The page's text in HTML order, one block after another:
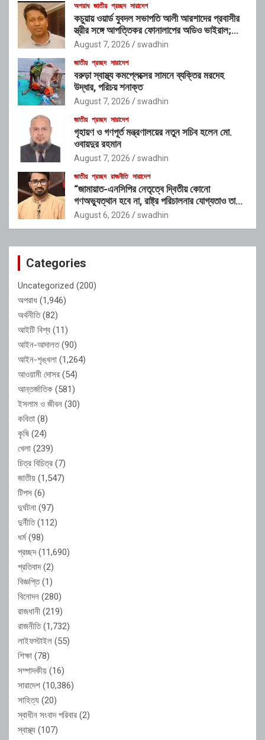
অপরাধ জাতীয় প্রচ্ছদ সারাদেশ
কচুয়ায় ওয়ার্ড যুবদল সভাপতি আলী আরশাদের প্রবাসীর
স্ত্রীর সঙ্গে আপত্তিকর ফোনালাপের অডিও ভাইরাল;
শাস্তির দাবি এলাকাবাসীর
August 7, 2026 swadhin
জাতীয় প্রচ্ছদ সারাদেশ
বরুড়া স্বাস্থ্য কমপ্লেক্সের সামনে ব্যক্তির মরদেহ
উদ্ধার, পরিচয় শনাক্ত
August 7, 2026 swadhin
জাতীয় প্রচ্ছদ সারাদেশ
গৃহায়ণ ও গণপূর্ত মন্ত্রণালয়ের নতুন সচিব হলেন মো.
ওবায়দুর রহমান
August 7, 2026 swadhin
জাতীয় প্রচ্ছদ রাজনীতি সারাদেশ
“জামায়াত-এনসিপির নেতৃত্বে দ্বিতীয় কোনো
গণঅভ্যুত্থান হবে না, রাষ্ট্র পরিচালনার যোগ্যতাও তাদের
নেই”: রাশেদ খাঁনের
August 6, 2026 swadhin
Categories
Uncategorized (200)
অপরাধ (1,946)
অর্থনীতি(82)
আইটি বিশ্ব (11)
আইন-আদালত(90)
আইন-শৃঙ্খলা (1,264)
আওয়ামী দোসর (54)
আন্তর্জাতিক (581)
ইসলাম ও জীবন (30)
কবিতা (8)
কৃষি (24)
খেলা (239)
চিত্র বিচিত্র (7)
জাতীয় (1,547)
টিপস (6)
দুর্ঘটনা (97)
দুর্নীতি(112)
ধর্ম(98)
প্রচ্ছদ(11,690)
প্রতিবাদ(2)
বিজ্ঞপ্তি(1)
বিনোদন (280)
রাজধানী (219)
রাজনীতি(1,732)
লাইফস্টাইল (55)
শিক্ষা (78)
সম্পাদকীয় (16)
সারাদেশ (10,386)
সাহিত্য (20)
স্বাধীন সংবাদ পরিবার (2)
স্বাস্থ্য (107)